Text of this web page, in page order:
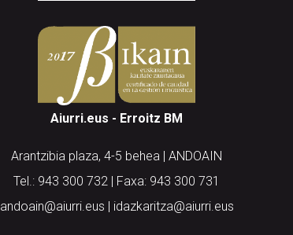
Aiurri.eus - Erroitz BM
Arantzibia plaza, 4-5 behea | ANDOAIN
Tel.: 943 300 732 | Faxa: 943 300 731
andoain@aiurri.eus | idazkaritza@aiurri.eus